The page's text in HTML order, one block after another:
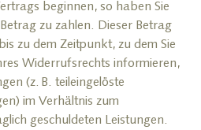
beginnen, so haben Sie
zu zahlen. Dieser Betrag
zu dem Zeitpunkt, zu dem Sie
Widerrufsrechts informieren,
(z. B. teileingelöste
im Verhältnis zum
geschuldeten Leistungen.